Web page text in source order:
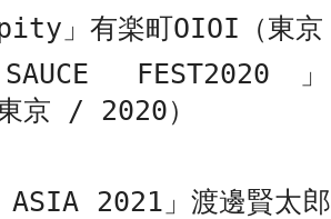
」有楽町OIOI （東
FEST2020
東京 / 2020）
ASIA 2021 」渡邊賢太